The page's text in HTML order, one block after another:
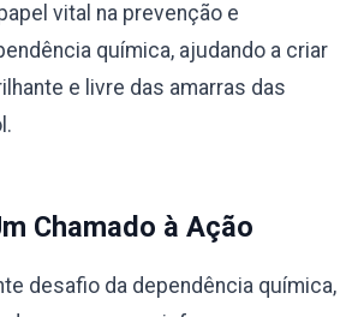
vital na prevenção e
química, ajudando a criar
e livre das amarras das
Chamado à Ação
desafio da dependência química,